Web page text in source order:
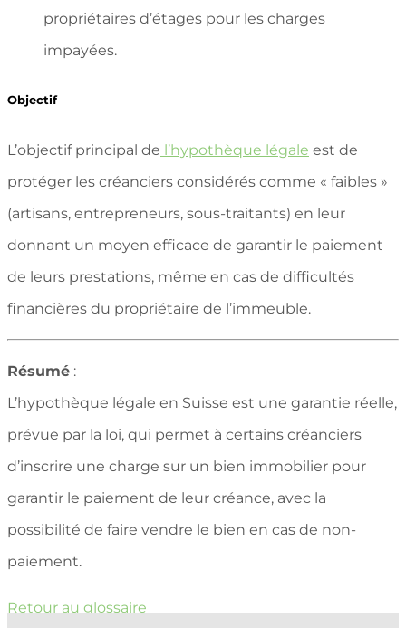
propriétaires d’étages pour les charges
impayées.
Objectif
L’objectif principal de l’hypothèque légale est de
protéger les créanciers considérés comme « faibles »
(artisans, entrepreneurs, sous-traitants) en leur
donnant un moyen efficace de garantir le paiement
de leurs prestations, même en cas de difficultés
financières du propriétaire de l’immeuble.
Résumé :
L’hypothèque légale en Suisse est une garantie réelle,
prévue par la loi, qui permet à certains créanciers
d’inscrire une charge sur un bien immobilier pour
garantir le paiement de leur créance, avec la
possibilité de faire vendre le bien en cas de non-
paiement.
Retour au glossaire